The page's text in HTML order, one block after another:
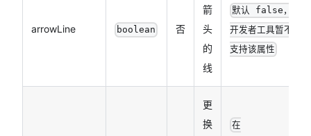
arrowLine boolean 否
箭
头
的
线
默认 false，
开发者工具暂不
支持该属性
更
换
在